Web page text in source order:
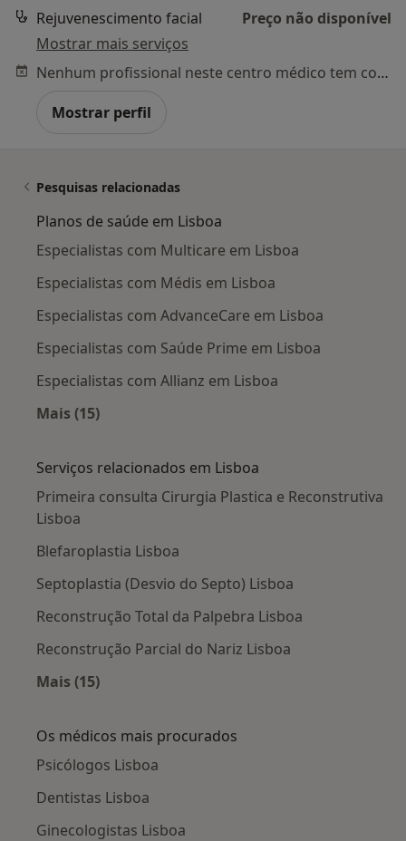
Rejuvenescimento facial
Preço não disponível
Mostrar mais serviços
Nenhum profissional neste centro médico tem consultas disponíveis
Mostrar perfil
Pesquisas relacionadas
Planos de saúde em Lisboa
Especialistas com Multicare em Lisboa
Especialistas com Médis em Lisboa
Especialistas com AdvanceCare em Lisboa
Especialistas com Saúde Prime em Lisboa
Especialistas com Allianz em Lisboa
Mais (15)
Serviços relacionados em Lisboa
Primeira consulta Cirurgia Plastica e Reconstrutiva
Lisboa
Blefaroplastia Lisboa
Septoplastia (Desvio do Septo) Lisboa
Reconstrução Total da Palpebra Lisboa
Reconstrução Parcial do Nariz Lisboa
Mais (15)
Os médicos mais procurados
Psicólogos Lisboa
Dentistas Lisboa
Ginecologistas Lisboa